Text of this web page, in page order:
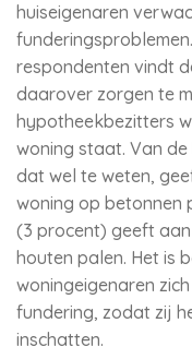
huiseigenaren
respondenten vindt
daarover zorgen te
hypotheekbezitters
woning staat. Van
dat wel te weten,
woning op betonnen
(3 procent) geeft
houten palen. Het is
woningeigenaren
fundering, zodat zij
inschatten.